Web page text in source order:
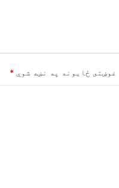
غوښتى ځایونه په نښه شوي *